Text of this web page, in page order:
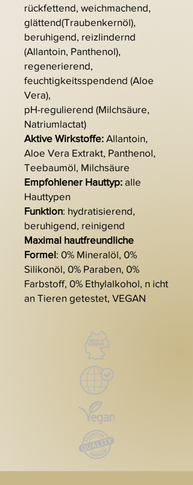
rückfettend, weichmachend,
glättend(Traubenkernöl),
beruhigend, reizlindernd
(Allantoin, Panthenol),
regenerierend,
feuchtigkeitsspendend (Aloe
Vera),
pH-regulierend (Milchsäure,
Natriumlactat)
Aktive Wirkstoffe: Allantoin,
Aloe Vera Extrakt, Panthenol,
Teebaumöl, Milchsäure
Empfohlener Hauttyp: alle
Hauttypen
Funktion: hydratisierend,
beruhigend, reinigend
Maximal hautfreundliche
Formel: 0% Mineralöl, 0%
Silikonöl, 0% Paraben, 0%
Farbstoff, 0% Ethylalkohol, n icht
an Tieren getestet, VEGAN